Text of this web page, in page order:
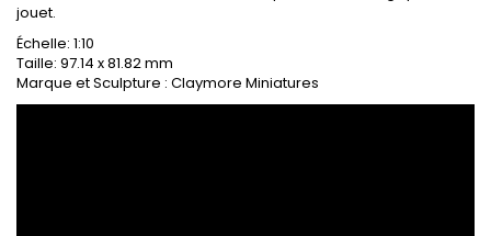
jouet.
Échelle: 1:10
Taille: 97.14 x 81.82 mm
Marque et Sculpture : Claymore Miniatures